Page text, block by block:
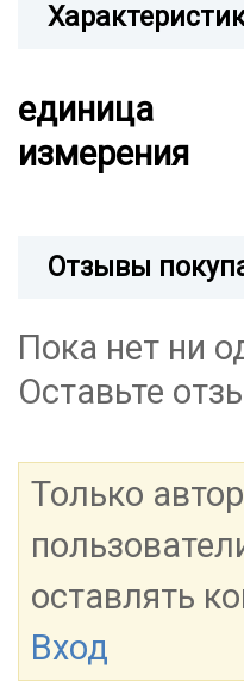
единица
измерения
Отзывы
Пока нет ни
Оставьте
Только
оставлять
Вход